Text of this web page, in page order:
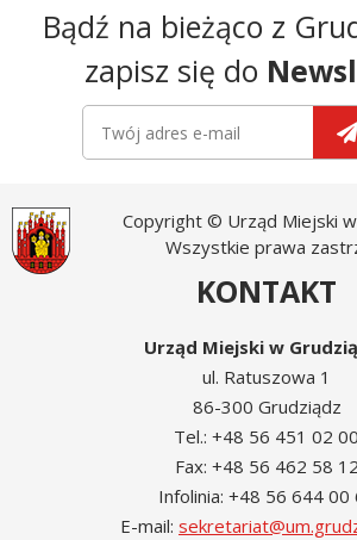
Newsletter
Bądź na bieżąco z
zapisz się do
Copyright © Urząd Miejski
Wszystkie prawa
KONTAKT
Urząd Miejski w
ul. Ratuszowa 1
86-300 Grudziądz
Tel.: +48 56 451 02 00
Fax: +48 56 462 58 12
Infolinia: +48 56 644 00
E-mail: